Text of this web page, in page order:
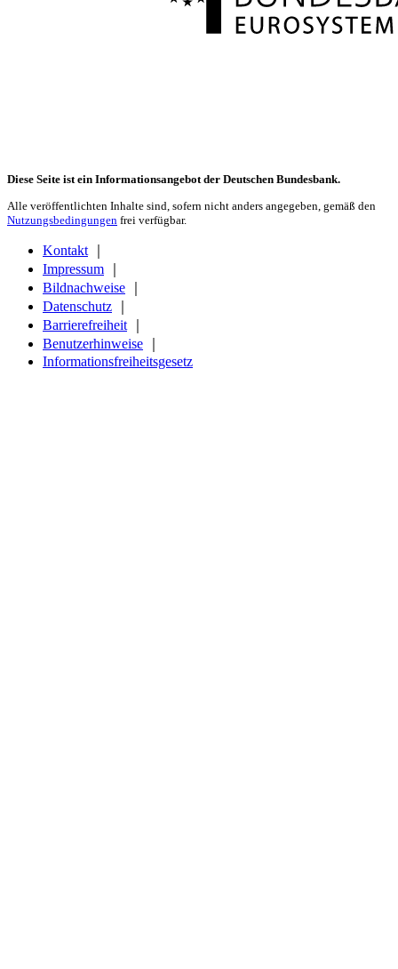
Diese Seite ist ein Informationsangebot der Deutschen Bundesbank.
Alle veröffentlichten Inhalte sind, sofern nicht anders angegeben, gemäß den
Nutzungsbedingungen frei verfügbar.
Kontakt
Impressum
Bildnachweise
Datenschutz
Barrierefreiheit
Benutzerhinweise
Informationsfreiheitsgesetz